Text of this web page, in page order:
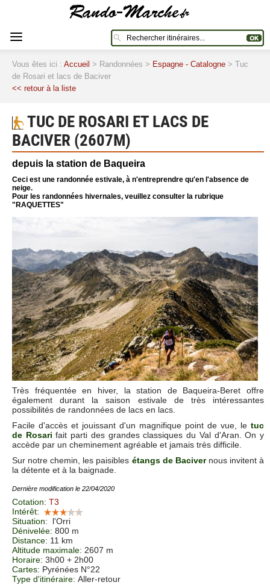
Vous êtes ici : Accueil > Randonnées > Espagne - Catalogne > Tuc
de Rosari et lacs de Baciver
<< retour à la liste
TUC DE ROSARI ET LACS DE
BACIVER (2607M)
depuis la station de Baqueira
Ceci est une randonnée estivale, à n'entreprendre qu'en l'absence de
neige.
Pour les randonnées hivernales, veuillez consulter la rubrique
"RAQUETTES"
Très fréquentée en hiver, la station de Baqueira-Beret offre
également durant la saison estivale de très intéressantes
possibilités de randonnées de lacs en lacs.
Facile d'accès et jouissant d'un magnifique point de vue, le tuc
de Rosari fait parti des grandes classiques du Val d'Aran. On y
accède par un cheminement agréable et jamais très difficile.
Sur notre chemin, les paisibles étangs de Bacivernous invitent à
la détente et à la baignade.
Dernière modification le 22/04/2020
Cotation: T3
Intérêt:
Situation:
l'Orri
Dénivelée: 800 m
Distance: 11 km
Altitude maximale: 2607 m
Horaire: 3h00 + 2h00
Cartes: Pyrénées N°22
Type d'itinéraire: Aller-retour